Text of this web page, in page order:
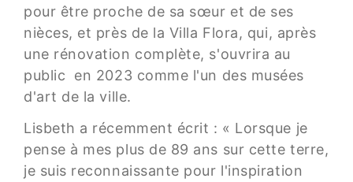
pour être proche de sa sœur et de ses
nièces, et près de la Villa Flora, qui, après
une rénovation complète, s'ouvrira au
public en 2023 comme l'un des musées
d'art de la ville.
Lisbeth a récemment écrit : « Lorsque je
pense à mes plus de 89 ans sur cette terre,
je suis reconnaissante pour l'inspiration